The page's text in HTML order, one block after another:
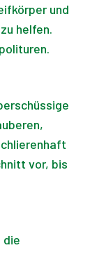
und
helfen.
vor, bis
die